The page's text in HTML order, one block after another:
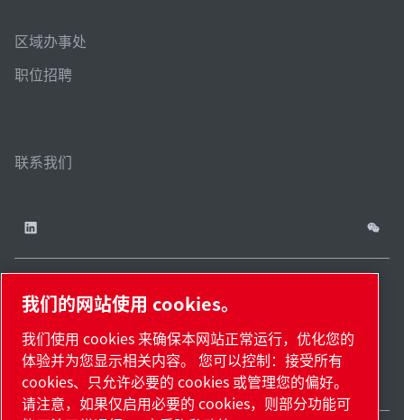
区域办事处
职位招聘
联系我们
地
图.
cookies18009737
号-2
12011302124444
号
国际贸易有限公司版权
所有
China / ZH
我们的网站使用 cookies。
我们使用 cookies 来确保本网站正常运行，优化您的
体验并为您显示相关内容。 您可以控制：接受所有
cookies、只允许必要的 cookies 或管理您的偏好。
请注意，如果仅启用必要的 cookies，则部分功能可